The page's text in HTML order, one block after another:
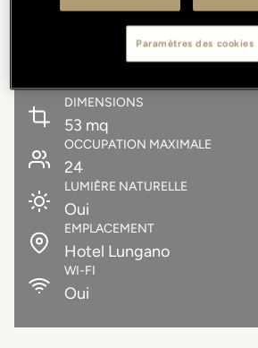
allant des pauses café aux déjeuners
les plus raffinés.
DIMENSIONS
53 mq
OCCUPATION MAXIMALE
24
LUMIÈRE NATURELLE
Oui
EMPLACEMENT
Hotel Lungano
WI-FI
Oui
Paramètres des cookies